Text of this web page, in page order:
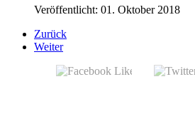
Veröffentlicht: 01. Oktober 2018
Zurück
Weiter